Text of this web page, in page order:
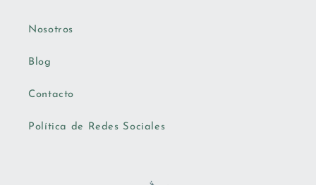
Nosotros
Blog
Contacto
Política de Redes Sociales